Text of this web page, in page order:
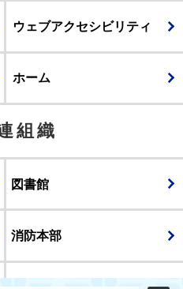
ウェブアクセシビリティ
ホーム
組織
図書館
消防本部